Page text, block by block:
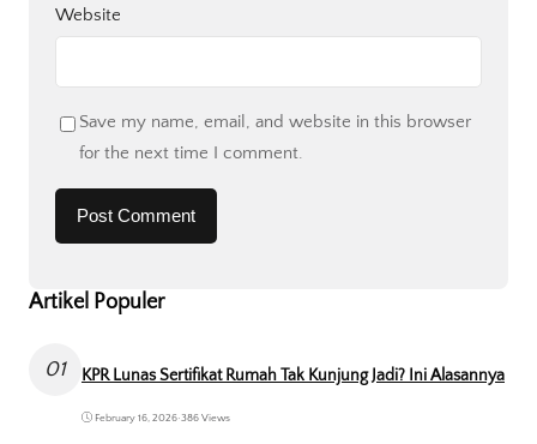
Website
Save my name, email, and website in this browser
for the next time I comment.
Artikel Populer
01 KPR Lunas Sertifikat Rumah Tak Kunjung Jadi? Ini Alasannya
February 16, 2026• 386 Views